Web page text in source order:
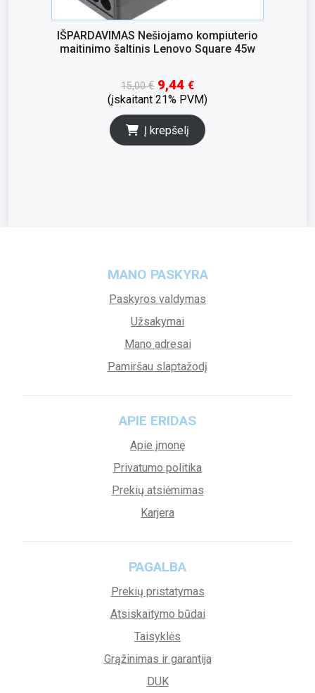
IŠPARDAVIMAS Nešiojamo kompiuterio
maitinimo šaltinis Lenovo Square 45w
15,00€ 9,44 €
(įskaitant 21% PVM)
Į krepšelį
MANO PASKYRA
Paskyros valdymas
Užsakymai
Mano adresai
Pamiršau slaptažodį
APIE ERIDAS
Apie įmonę
Privatumo politika
Prekių atsiėmimas
Karjera
PAGALBA
Prekių pristatymas
Atsiskaitymo būdai
Taisyklės
Grąžinimas ir garantija
DUK